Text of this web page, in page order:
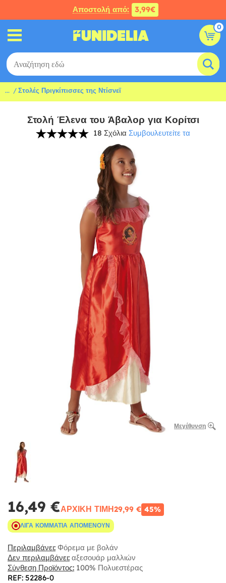
Αποστολή από: 3,99€
0
... Στολές Πριγκίπισσες της Ντίσνεϊ
Στολή Έλενα του Άβαλορ για Κορίτσι
18 Σχόλια Συμβουλευτείτε τα
Μεγέθυνση
16,49 €ΑΡΧΙΚΉ ΤΙΜΉ29,99 € 45%
ΛΊΓΑ ΚΟΜΜΆΤΙΑ ΑΠΟΜΈΝΟΥΝ
Περιλαμβάνει: Φόρεμα με βολάν
Δεν περιλαμβάνει: αξεσουάρ μαλλιών
Σύνθεση Προϊόντος: 100% Πολυεστέρας
REF: 52286-0